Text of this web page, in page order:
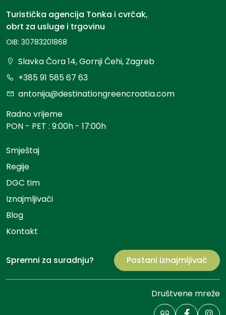
Turistička agencija Tonka i cvrčak,
obrt za usluge i trgovinu
OIB: 30783201868
Slavka Čora 14, Gornji Čehi, Zagreb
+385 91 585 67 63
antonija@destinationgreencroatia.com
Radno vrijeme
PON - PET : 9:00h - 17:00h
Smještaj
Regije
DGC tim
Iznajmljivači
Blog
Kontakt
Spremni za suradnju? Postani iznajmljivač
Društvene mreže